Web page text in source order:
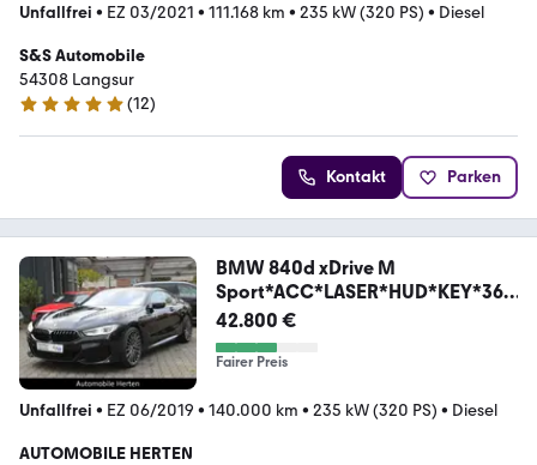
Unfallfrei • EZ 03/2021 • 111.168 km • 235 kW (320 PS) • Diesel
S&S Automobile
54308 Langsur
5 Sterne
(12)
Kontakt Parken
BMW 840d xDrive M
Sport*ACC*LASER*HUD*KEY*360
°CAM*
42.800 €
Fairer Preis
Unfallfrei • EZ 06/2019 • 140.000 km • 235 kW (320 PS) • Diesel
AUTOMOBILE HERTEN